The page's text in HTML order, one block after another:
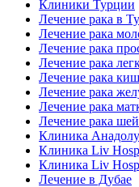
Клиники Турции
Лечение рака в
Лечение рака
Лечение рака
Лечение рака
Лечение рака
Лечение рака
Лечение рака
Лечение рака
Клиника Анадолу
Клиника Liv
Клиника Liv
Лечение в Дубае